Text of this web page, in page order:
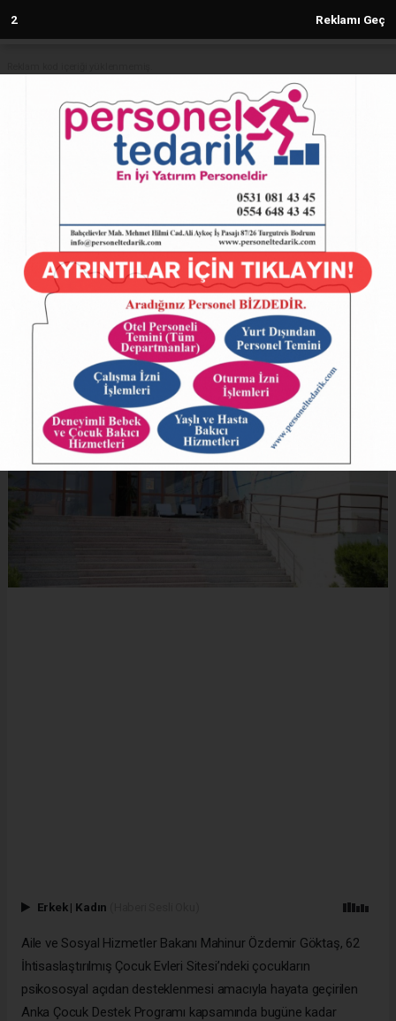
1 Reklamı Geç
Anasayfa
Bakan Göktaş: Çocukları her açıdan
destekliyoruz
27.05.2024 - 11:30, Güncelleme: 27.05.2024 - 11:30
5248+ kez okundu.
ABONE OL
Erkek | Kadın
Aile ve Sosyal Hizmetler Bakanı Mahinur Özdemir Göktaş, 62
İhtisaslaştırılmış Çocuk Evleri Sitesi’ndeki çocukların
psikososyal açıdan desteklenmesi amacıyla hayata geçirilen
Anka Çocuk Destek Programı kapsamında bugüne kadar